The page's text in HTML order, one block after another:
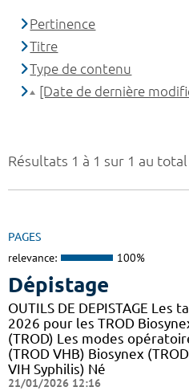
Résultats 1 à 1 sur 1 au total
PAGES
relevance: 100%
Dépistage
OUTILS DE DEPISTAGE Les
2026 pour les TROD
(TROD) Les modes
(TROD VHB) Biosynex
VIH Syphilis) Né
21/01/2026 12:16
Pertinence
Titre
Type de contenu
[Date de dernière